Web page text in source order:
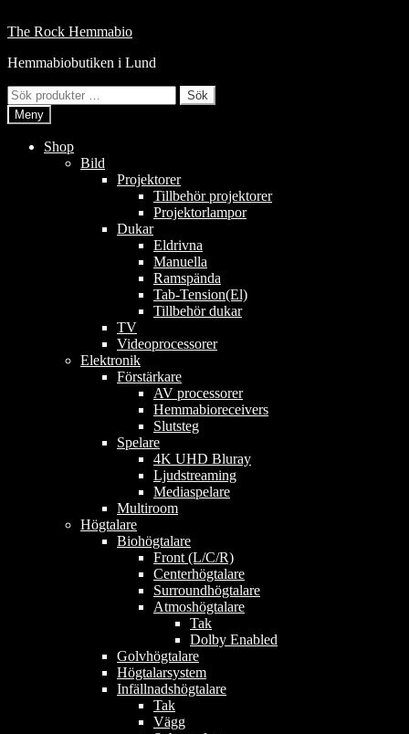
till
Hoppa
navigering
Hoppa
innehåll
The Rock Hemmabio
Hemmabiobutiken i Lund
Sök
efter:
Sök
Meny
Shop
Bild
Projektorer
Tillbehör projektorer
Projektorlampor
Dukar
Eldrivna
Manuella
Ramspända
Tab-Tension(El)
Tillbehör dukar
TV
Videoprocessorer
Elektronik
Förstärkare
AV processorer
Hemmabioreceivers
Slutsteg
Spelare
4K UHD Bluray
Ljudstreaming
Mediaspelare
Multiroom
Högtalare
Biohögtalare
Front (L/C/R)
Centerhögtalare
Surroundhögtalare
Atmoshögtalare
Tak
Dolby Enabled
Golvhögtalare
Högtalarsystem
Infällnadshögtalare
Tak
Vägg